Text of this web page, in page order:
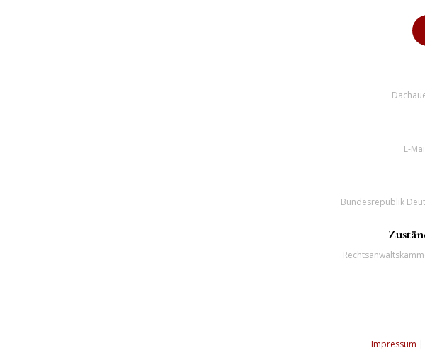
E-
Bundesrepublik
Impressum |